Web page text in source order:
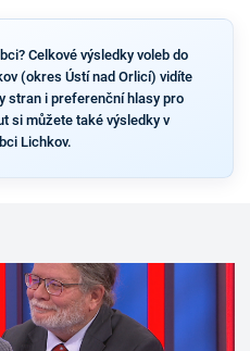
Celkové výsledky voleb do
(okres Ústí nad Orlicí) vidíte
stran i preferenční hlasy pro
si můžete také výsledky v
Lichkov.